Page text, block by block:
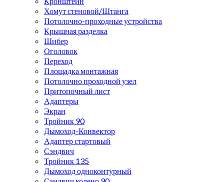
Хомут стеновой/Штанга
Потолочно-проходные устройства
Крышная разделка
Шибер
Оголовок
Переход
Площадка монтажная
Потолочно проходной узел
Притопочный лист
Адаптеры
Экран
Тройник 90
Дымоход-Конвектор
Адаптер стартовый
Сэндвич
Тройник 135
Дымоход одноконтурный